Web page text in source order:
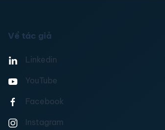
Về tác giả
Linkedin
YouTube
Facebook
Instagram